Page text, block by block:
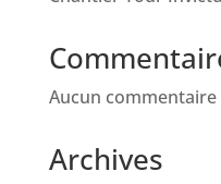
Aucun commentaire
Archives